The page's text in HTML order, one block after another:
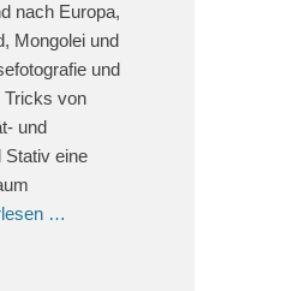
nach Europa,
Mongolei und
und
Tricks von
und
Stativ eine
…